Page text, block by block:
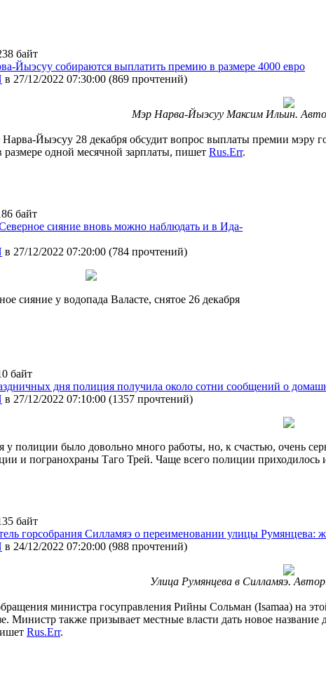
байт
Йыэсуу собираются выплатить премию в размере 4000 евро
в 27/12/2022 07:30:00 (869 прочтений)
Мэр Нарва-Йыэсуу Максим Ильин.
Нарва-Йыэсуу 28 декабря обсудит вопрос выплаты премии мэру
размере одной месячной зарплаты, пишет Rus.Err.
байт
сияние вновь можно наблюдать и в Ида-
в 27/12/2022 07:20:00 (784 прочтений)
сияние у водопада Валасте, снятое 26 декабря
байт
дня полиция получила около сотни сообщений о
в 27/12/2022 07:10:00 (1357 прочтений)
у полиции было довольно много работы, но, к счастью, очень
и погранохраны Таго Трей. Чаще всего полиции
байт
горсобрания Силламяэ о переименовании улицы Румянцева:
в 24/12/2022 07:20:00 (988 прочтений)
Улица Румянцева в Силламяэ.
министра госуправления Рийны Сольман (Isamaa) на
Министр также призывает местные власти дать новое
Rus.Err.